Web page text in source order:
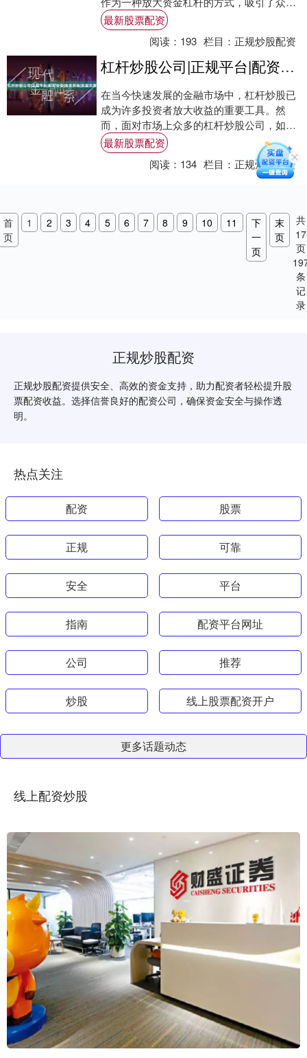
投资者的关注。然而，面对市场上众多的
配....
最新股票配资
阅读： 193 栏目： 正规炒股配资
杠杆炒股公司|正规平台|配资安全|高倍资金|实盘交易
在当今快速发展的金融市场中，杠杆炒股已
成为许多投资者放大收益的重要工具。然
而，面对市场上众多的杠杆炒股公司，如何
选择一家正规平台、确保配资安全、获得高
倍资金支持....
最新股票配资
阅读： 134 栏目： 正规炒股配资
首
页
1 2 3 4 5 6 7 8 9 10 11
下
一
页
末
页
共
17
页
条
记
录
正规炒股配资
正规炒股配资提供安全、高效的资金支持，助力配资者轻松提升股
票配资收益。选择信誉良好的配资公司，确保资金安全与操作透
明。
热点关注
配资 股票
正规 可靠
安全 平台
指南 配资平台网址
公司 推荐
炒股 线上股票配资开户
更多话题动态
线上配资炒股